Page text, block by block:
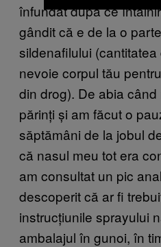
înfundat după ce
gândit că e de la o
sildenafilului
nevoie corpul tău
din drog). De abia
părinți și am făcut o
săptămâni de la jobul
că nasul meu tot era
am consultat un pic
descoperit că ar fi
instrucțiunile sprayului
ambalajul în gunoi, în